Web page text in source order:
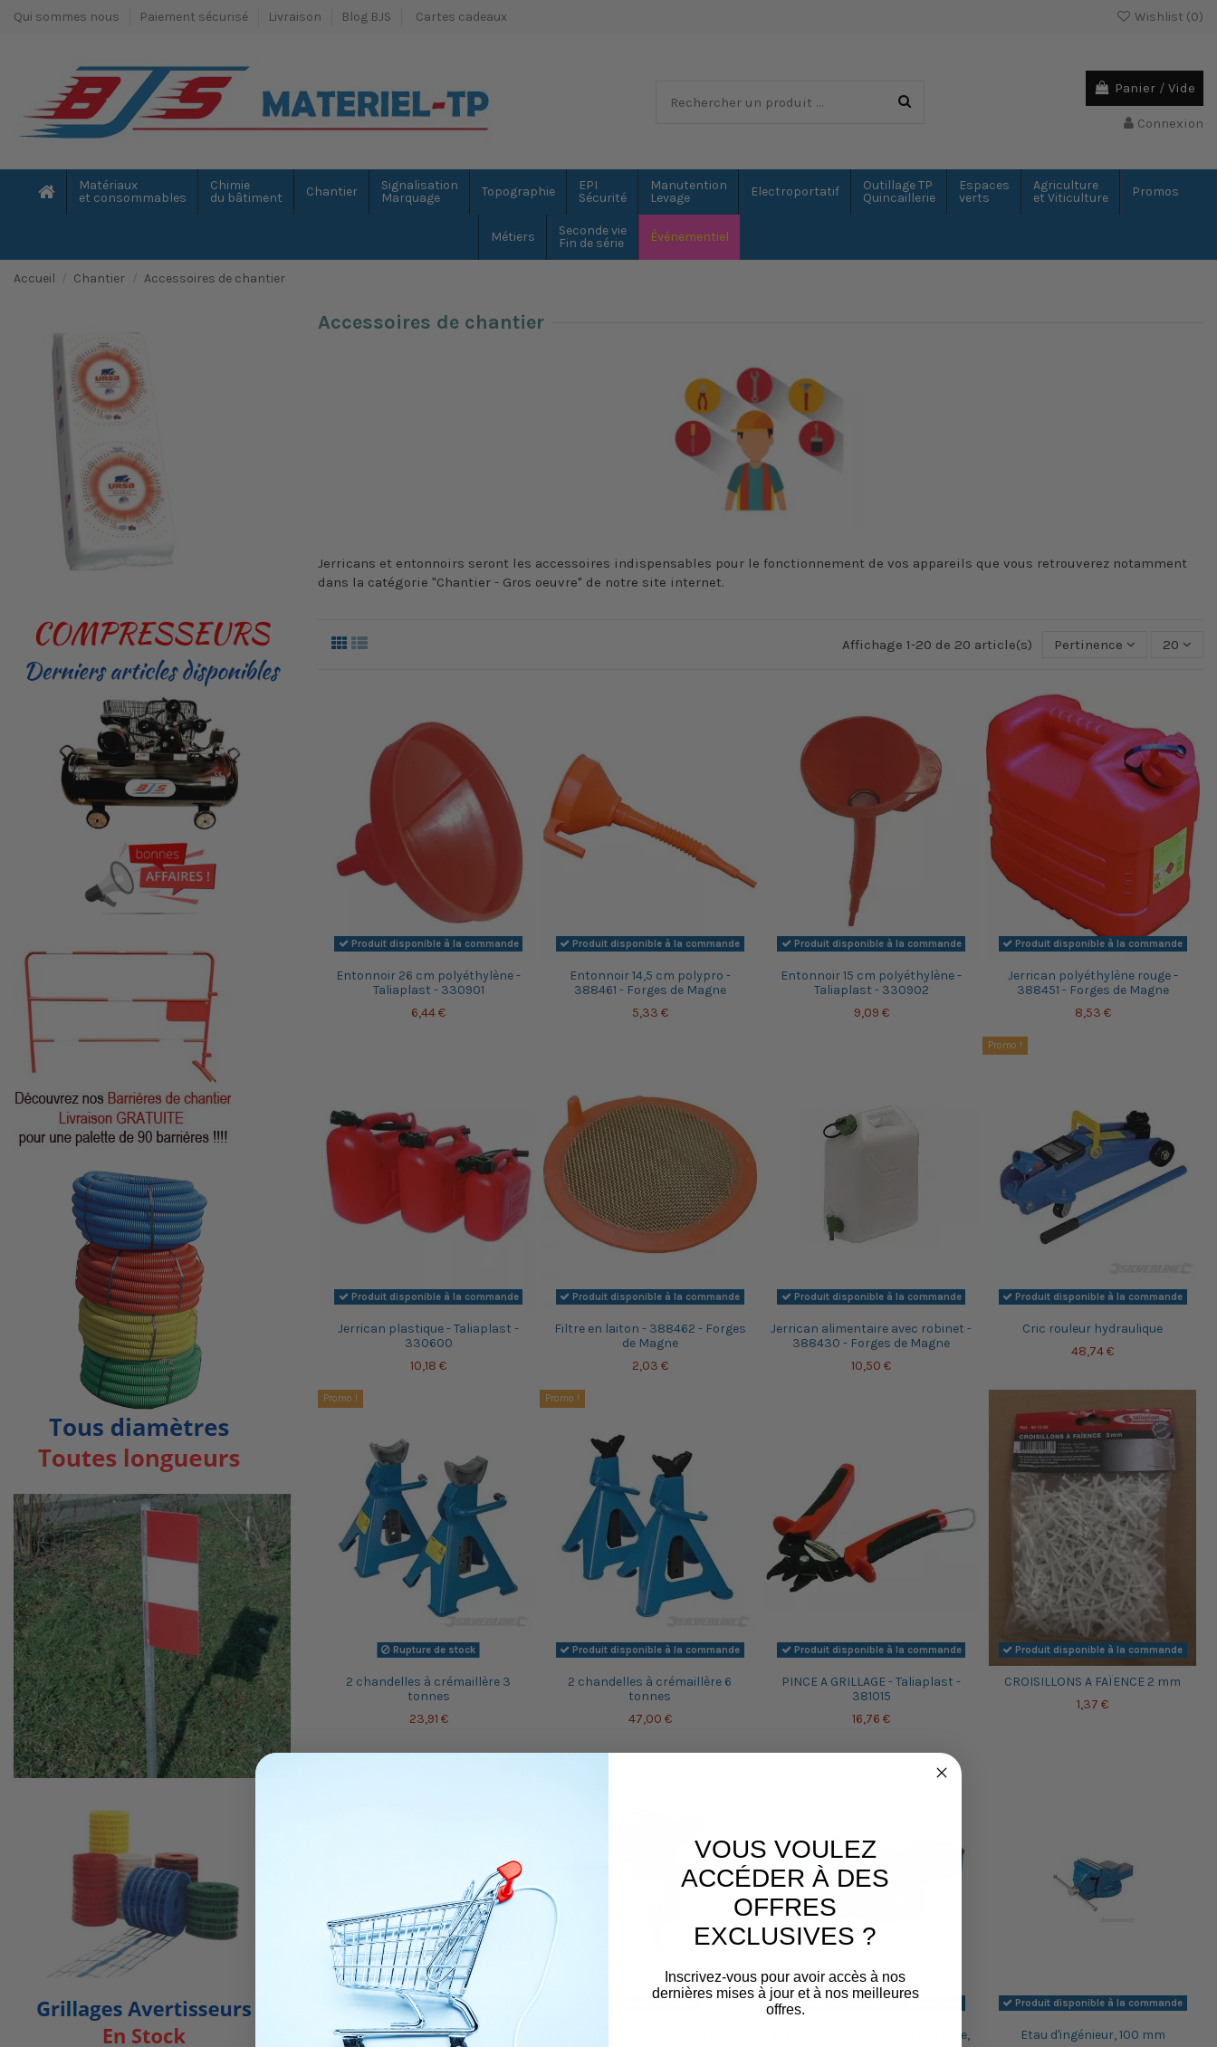
Qui sommes nous Paiement sécurisé Livraison Blog BJS Cartes cadeaux Wishlist (0)
Panier / Vide
Connexion
Matériaux
et consommables
Chimie
du bâtiment
Chantier
Signalisation
Marquage
Topographie
EPI
Sécurité
Manutention
Levage
Electroportatif
Outillage TP
Quincaillerie
Espaces
verts
Agriculture
et Viticulture
Promos
Métiers
Seconde vie
Fin de série
Événementiel
Accueil Chantier Accessoires de chantier
Accessoires de chantier
Jerricans et entonnoirs seront les accessoires indispensables pour le fonctionnement de vos appareils que vous retrouverez notamment
dans la catégorie "Chantier - Gros oeuvre" de notre site internet.
Affichage 1-20 de 20 article(s) Pertinence 20
Produit disponible à la commande
Entonnoir 26 cm polyéthylène -
Taliaplast - 330901
6,44 €
Produit disponible à la commande
Entonnoir 14,5 cm polypro -
388461 - Forges de Magne
5,33 €
Produit disponible à la commande
Entonnoir 15 cm polyéthylène -
Taliaplast - 330902
9,09 €
Produit disponible à la commande
Jerrican polyéthylène rouge -
388451 - Forges de Magne
8,53 €
Produit disponible à la commande
Jerrican plastique - Taliaplast -
330600
10,18 €
Produit disponible à la commande
Filtre en laiton - 388462 - Forges
de Magne
2,03 €
Produit disponible à la commande
Jerrican alimentaire avec robinet -
388430 - Forges de Magne
10,50 €
Promo !
Produit disponible à la commande
Cric rouleur hydraulique
48,74 €
Promo !
Rupture de stock
2 chandelles à crémaillère 3
tonnes
23,91 €
Promo !
Produit disponible à la commande
2 chandelles à crémaillère 6
tonnes
47,00 €
Produit disponible à la commande
PINCE A GRILLAGE - Taliaplast -
381015
16,76 €
Produit disponible à la commande
CROISILLONS A FAÏENCE 2 mm
1,37 €
Produit disponible à la commande
CROISILLONS A CARRELAGE 3 mm
Etau d'ingénieur à base pivotante,
Produit disponible à la commande
Etau d'ingénieur, 100 mm
VOUS VOULEZ
ACCÉDER À DES
OFFRES
EXCLUSIVES ?
Inscrivez-vous pour avoir accès à nos
dernières mises à jour et à nos meilleures
offres.